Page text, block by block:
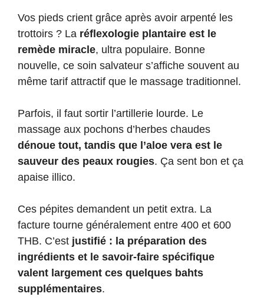
Vos pieds crient grâce après avoir arpenté les
trottoirs ? La réflexologie plantaire est le
remède miracle, ultra populaire. Bonne
nouvelle, ce soin salvateur s’affiche souvent au
même tarif attractif que le massage traditionnel.
Parfois, il faut sortir l’artillerie lourde. Le
massage aux pochons d’herbes chaudes
dénoue tout, tandis que l’aloe vera est le
sauveur des peaux rougies. Ça sent bon et ça
apaise illico.
Ces pépites demandent un petit extra. La
facture tourne généralement entre 400 et 600
THB. C’est justifié : la préparation des
ingrédients et le savoir-faire spécifique
valent largement ces quelques bahts
supplémentaires.